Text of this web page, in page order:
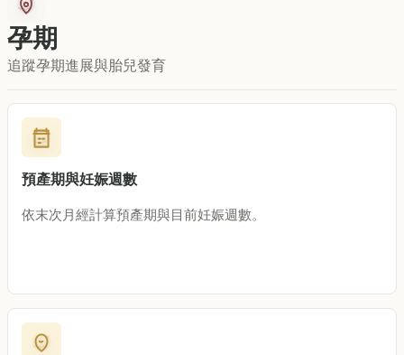
孕期
追蹤孕期進展與胎兒發育
預產期與妊娠週數
依末次月經計算預產期與目前妊娠週數。